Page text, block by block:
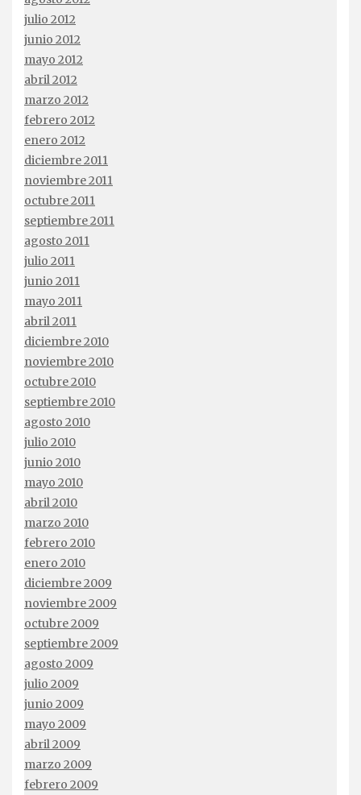
julio 2012
junio 2012
mayo 2012
abril 2012
marzo 2012
febrero 2012
enero 2012
diciembre 2011
noviembre 2011
octubre 2011
septiembre 2011
agosto 2011
julio 2011
junio 2011
mayo 2011
abril 2011
diciembre 2010
noviembre 2010
octubre 2010
septiembre 2010
agosto 2010
julio 2010
junio 2010
mayo 2010
abril 2010
marzo 2010
febrero 2010
enero 2010
diciembre 2009
noviembre 2009
octubre 2009
septiembre 2009
agosto 2009
julio 2009
junio 2009
mayo 2009
abril 2009
marzo 2009
febrero 2009